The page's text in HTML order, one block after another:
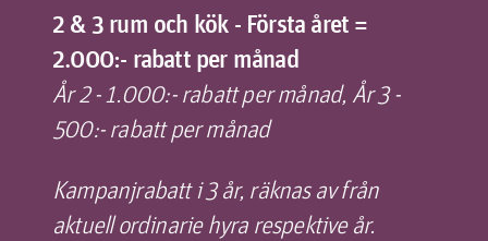
2 & 3 rum och kök - Första året =
2.000:- rabatt per månad
År 2 - 1.000:- rabatt per månad, År 3 -
500:- rabatt per månad
Kampanjrabatt i 3 år, räknas av från
aktuell ordinarie hyra respektive år.